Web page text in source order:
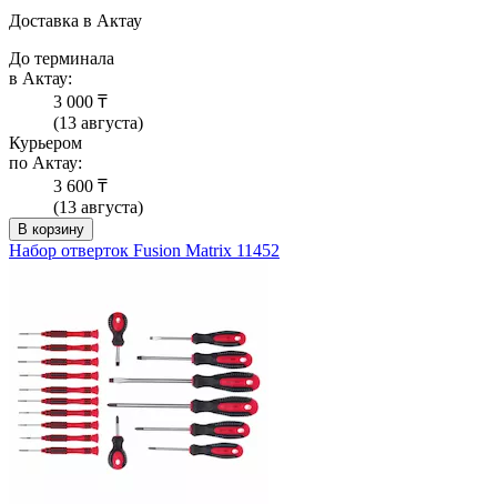
Доставка в Актау
До терминала
в Актау:
3 000 ₸
(13 августа)
Курьером
по Актау:
3 600 ₸
(13 августа)
В корзину
Набор отверток Fusion Matrix 11452